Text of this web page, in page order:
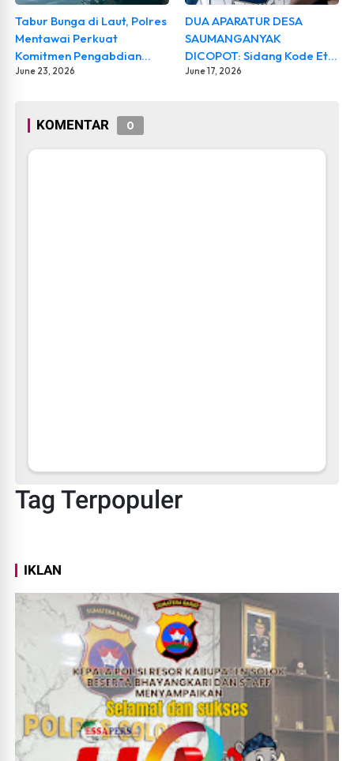
Iklan
Berita Terpopuler
Desak Jaksa Agung Mundur, Semua Aktor Diusut Tuntas
Febrie Lagi Sial Saja, Presiden Harus Tegas
AKBP Agung Tribawanto Ajak Warga Hidup Sehat Lewat
Bhayangkara Run 2026, Hadiah Capai Rp40 Juta
Lihat Selengkapnya
Tabur Bunga di Laut, Polres
Mentawai Perkuat
Komitmen Pengabdian
pada Peringatan Hari
June 23, 2026
DUA APARATUR DESA
SAUMANGANYAK
DICOPOT: Sidang Kode Etik
Bongkar Dugaan
June 17, 2026
KOMENTAR 0
Tag Terpopuler
IKLAN